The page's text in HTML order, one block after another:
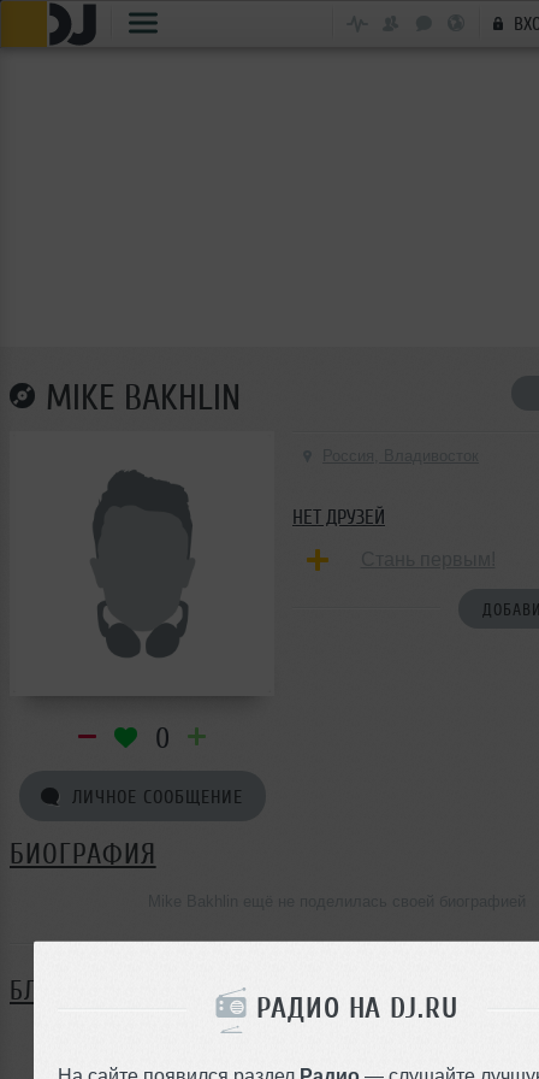
РАДИО НА DJ.RU
На сайте появился раздел Радио — слушайте
MIKE BAKHLIN
0
ЛИЧНОЕ СООБЩЕНИЕ
НЕТ ДРУЗЕЙ
БИОГРАФИЯ
БЛОГ